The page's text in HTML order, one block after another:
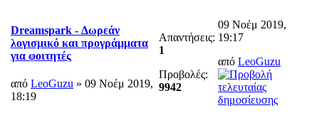
Dreamspark - Δωρεάν
λογισμικό και προγράμματα
για φοιτητές
από LeoGuzu » 09 Νοέμ 2019,
18:19
Απαντήσεις:
1
Προβολές:
9942
09 Νοέμ 2019,
19:17
από LeoGuzu